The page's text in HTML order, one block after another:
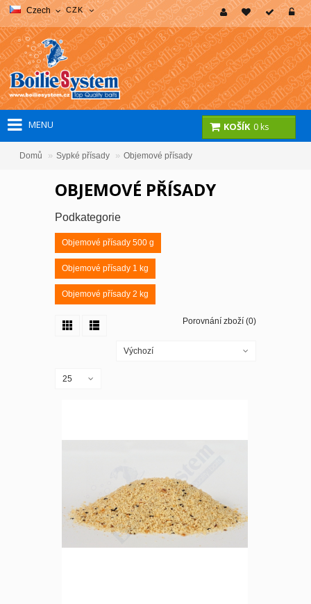
Czech CZK
MENU KOŠÍK 0 ks
Domů » Sypké přísady » Objemové přísady
OBJEMOVÉ PŘÍSADY
Podkategorie
Objemové přísady 500 g
Objemové přísady 1 kg
Objemové přísady 2 kg
Porovnání zboží (0)
Výchozí
25